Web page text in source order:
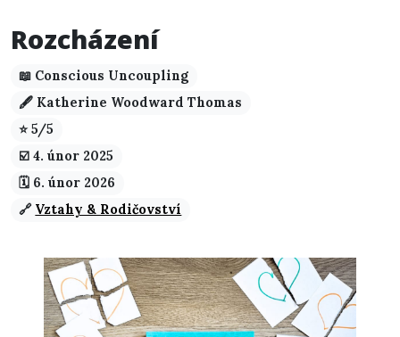
Rozcházení
📖 Conscious Uncoupling
🖋️ Katherine Woodward Thomas
⭐ 5/5
☑️️ 4. únor 2025
🗓️ 6. únor 2026
🔗 Vztahy & Rodičovství